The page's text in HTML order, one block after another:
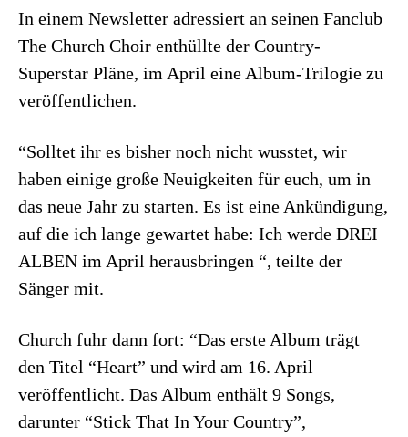
In einem Newsletter adressiert an seinen Fanclub
The Church Choir enthüllte der Country-
Superstar Pläne, im April eine Album-Trilogie zu
veröffentlichen.
“Solltet ihr es bisher noch nicht wusstet, wir
haben einige große Neuigkeiten für euch, um in
das neue Jahr zu starten. Es ist eine Ankündigung,
auf die ich lange gewartet habe: Ich werde DREI
ALBEN im April herausbringen “, teilte der
Sänger mit.
Church fuhr dann fort: “Das erste Album trägt
den Titel “Heart” und wird am 16. April
veröffentlicht. Das Album enthält 9 Songs,
darunter “Stick That In Your Country”,